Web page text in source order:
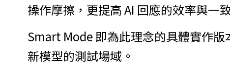
操作摩擦，更提高 AI 回應的效率與一
Smart Mode 即為此理念的具體實作
新模型的測試場域。